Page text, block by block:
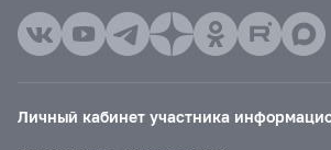
Личный кабинет участника